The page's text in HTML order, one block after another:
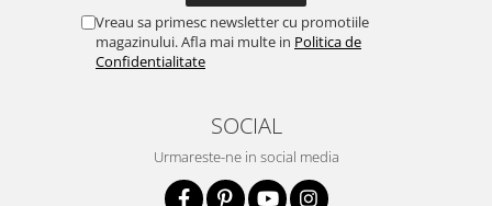
Vreau sa primesc newsletter cu promotiile
magazinului. Afla mai multe in Politica de
Confidentialitate
SOCIAL
Urmareste-ne in social media